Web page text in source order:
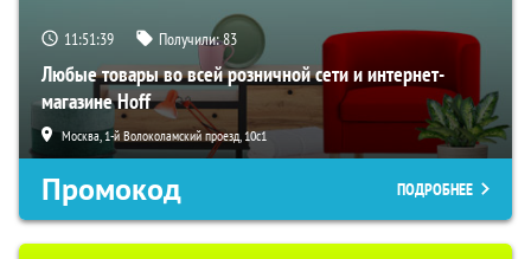
11:51:38 Получили:83
Любые товары во всей розничной сети и интернет-
магазине Hoff
Москва, 1-й Волоколамский проезд, 10с1
Промокод ПОДРОБНЕЕ